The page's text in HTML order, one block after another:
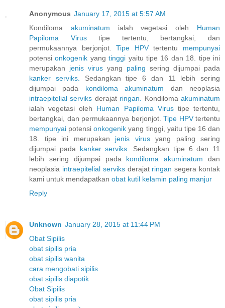
Anonymous January 17, 2015 at 5:57 AM
Kondiloma akuminatum ialah vegetasi oleh Human
Papiloma
Virustipe tertentu, bertangkai, dan
permukaannya berjonjot.Tipe HPVtertentu mempunyai
potensionkogenik yangtinggi yaitu tipe 16 dan 18. tipe ini
merupakan jenis virus yang paling sering dijumpai pada
kanker
serviks.
Sedangkan tipe 6 dan 11 lebih sering
dijumpai pada kondiloma akuminatum dan neoplasia
intraepitelial serviks derajat ringan. Kondilomaakuminatum
ialah vegetasi oleh Human Papiloma Virustipe tertentu,
bertangkai, dan permukaannya berjonjot. Tipe HPVtertentu
mempunyai potensionkogenik yang tinggi, yaitu tipe 16 dan
18. tipe ini merupakan jenis virusyang paling sering
dijumpai pada kanker serviks.
Sedangkan tipe 6 dan 11
lebih sering dijumpai pada kondiloma akuminatum dan
neoplasia intraepitelial serviksderajat ringan segera kontak
kami untuk mendapatkan obat kutil kelamin paling manjur
Reply
Unknown January 28, 2015 at 11:44 PM
Obat Sipilis
obat sipilis pria
obat sipilis wanita
cara mengobati sipilis
obat sipilis diapotik
Obat Sipilis
obat sipilis pria